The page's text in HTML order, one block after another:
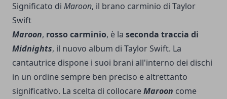
Significato di Maroon, il brano carminio di Taylor
Swift
Maroon, rosso carminio, è la seconda traccia di
Midnights, il nuovo album di Taylor Swift. La
cantautrice dispone i suoi brani all'interno dei dischi
in un ordine sempre ben preciso e altrettanto
significativo. La scelta di collocareMaroon come